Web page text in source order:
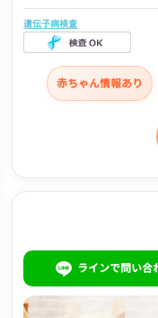
遺伝子病検査
赤ちゃん情報あり
ラインで問い合